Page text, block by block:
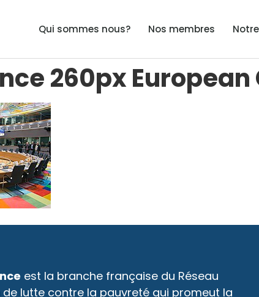
Qui sommes nous? Nos membres
260px
est la branche française du Réseau
de lutte contre la pauvreté qui promeut la